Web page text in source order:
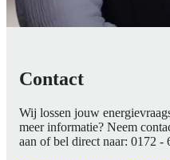
Contact
Wij lossen jouw
meer informatie? Neem
aan of bel direct naar: 0172 -